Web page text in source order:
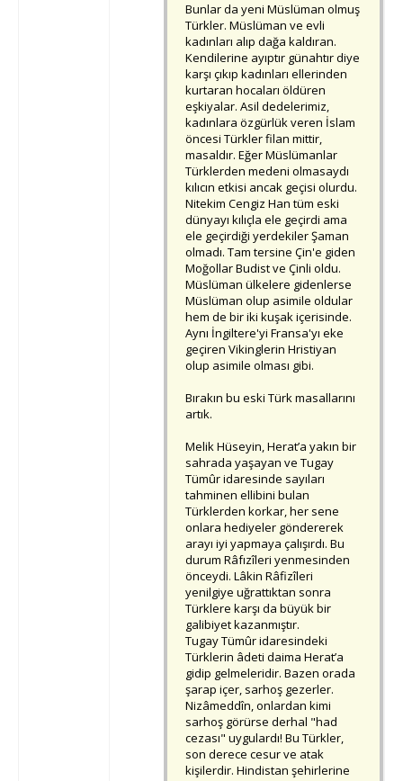
Bunlar da yeni Müslüman olmuş
Türkler. Müslüman ve evli
kadınları alıp dağa kaldıran.
Kendilerine ayıptır günahtır diye
karşı çıkıp kadınları ellerinden
kurtaran hocaları öldüren
eşkiyalar. Asil dedelerimiz,
kadınlara özgürlük veren İslam
öncesi Türkler filan mittir,
masaldır. Eğer Müslümanlar
Türklerden medeni olmasaydı
kılıcın etkisi ancak geçisi olurdu.
Nitekim Cengiz Han tüm eski
dünyayı kılıçla ele geçirdi ama
ele geçirdiği yerdekiler Şaman
olmadı. Tam tersine Çin'e giden
Moğollar Budist ve Çinli oldu.
Müslüman ülkelere gidenlerse
Müslüman olup asimile oldular
hem de bir iki kuşak içerisinde.
Aynı İngiltere'yi Fransa'yı eke
geçiren Vikinglerin Hristiyan
olup asimile olması gibi.
Bırakın bu eski Türk masallarını
artık.
Melik Hüseyin, Herat’a yakın bir
sahrada yaşayan ve Tugay
Tümûr idaresinde sayıları
tahminen ellibini bulan
Türklerden korkar, her sene
onlara hediyeler göndererek
arayı iyi yapmaya çalışırdı. Bu
durum Râfızîleri yenmesinden
önceydi. Lâkin Râfizîleri
yenilgiye uğrattıktan sonra
Türklere karşı da büyük bir
galibiyet kazanmıştır.
Tugay Tümûr idaresindeki
Türklerin âdeti daima Herat’a
gidip gelmeleridir. Bazen orada
şarap içer, sarhoş gezerler.
Nizâmeddîn, onlardan kimi
sarhoş görürse derhal "had
cezası" uygulardı! Bu Türkler,
son derece cesur ve atak
kişilerdir. Hindistan şehirlerine